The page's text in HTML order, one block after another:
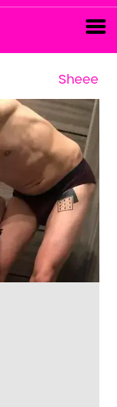
Sheee